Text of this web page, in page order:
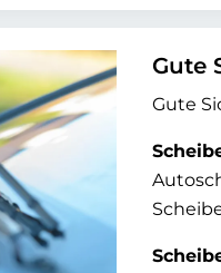
Gute
Gute